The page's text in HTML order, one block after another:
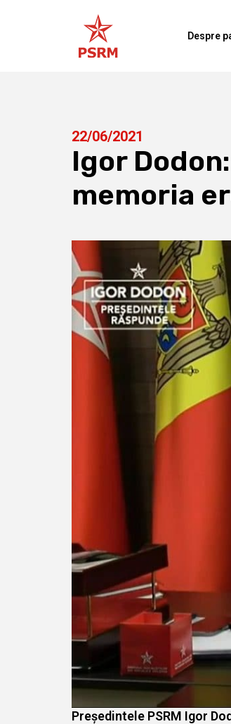
Despre
22/06/2021
Igor
memoria
Președintele PSRM Igor